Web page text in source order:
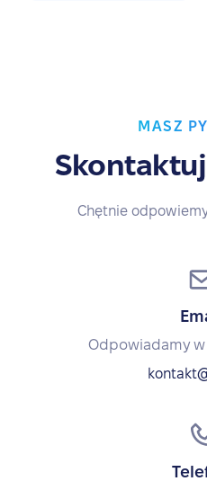
MASZ
Chętnie
Odpowiadamy